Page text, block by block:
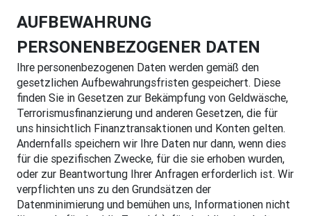
AUFBEWAHRUNG
PERSONENBEZOGENER DATEN
Ihre personenbezogenen Daten werden gemäß den
gesetzlichen Aufbewahrungsfristen gespeichert. Diese
finden Sie in Gesetzen zur Bekämpfung von Geldwäsche,
Terrorismusfinanzierung und anderen Gesetzen, die für
uns hinsichtlich Finanztransaktionen und Konten gelten.
Andernfalls speichern wir Ihre Daten nur dann, wenn dies
für die spezifischen Zwecke, für die sie erhoben wurden,
oder zur Beantwortung Ihrer Anfragen erforderlich ist. Wir
verpflichten uns zu den Grundsätzen der
Datenminimierung und bemühen uns, Informationen nicht